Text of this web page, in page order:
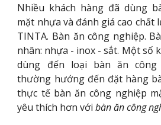
Nhiều khách hàng đã dùng
mặt nhựa và đánh giá cao chất
TINTA. Bàn ăn công nghiệp.
nhân: nhựa - inox - sắt. Một số
dùng đến loại bàn ăn
thường hướng đến đặt hàng
thực tế bàn ăn công nghiệp
yêu thích hơn vớibàn ăn công